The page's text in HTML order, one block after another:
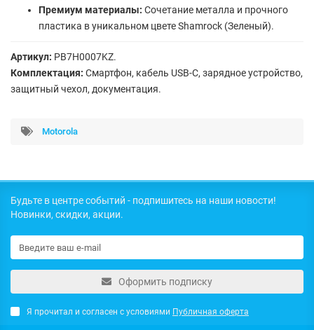
Премиум материалы: Сочетание металла и прочного
пластика в уникальном цвете Shamrock (Зеленый).
Артикул: PB7H0007KZ.
Комплектация: Смартфон, кабель USB-C, зарядное устройство,
защитный чехол, документация.
Motorola
Будьте в центре событий - подпишитесь на наши новости!
Новинки, скидки, акции.
Оформить подписку
Я прочитал и согласен с условиями Публичная оферта